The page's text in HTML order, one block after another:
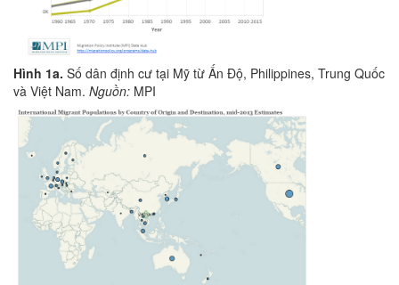
Hình 1a. Số dân định cư tại Mỹ từ Ấn Độ, Philippines, Trung Quốc
và Việt Nam. Nguồn: MPI